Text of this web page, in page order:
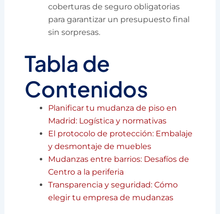
coberturas de seguro obligatorias
para garantizar un presupuesto final
sin sorpresas.
Tabla de
Contenidos
Planificar tu mudanza de piso en
Madrid: Logística y normativas
El protocolo de protección: Embalaje
y desmontaje de muebles
Mudanzas entre barrios: Desafíos de
Centro a la periferia
Transparencia y seguridad: Cómo
elegir tu empresa de mudanzas